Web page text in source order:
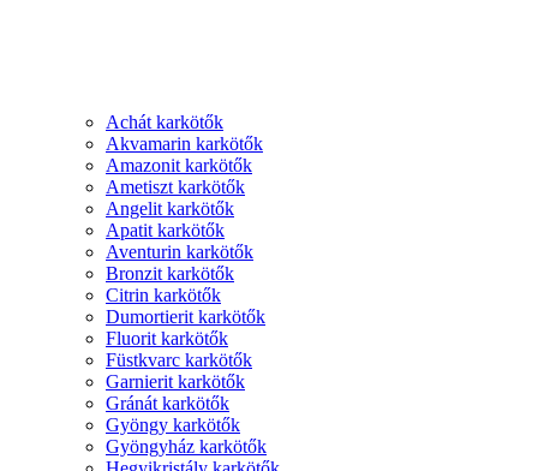
Achát karkötők
Akvamarin karkötők
Amazonit karkötők
Ametiszt karkötők
Angelit karkötők
Apatit karkötők
Aventurin karkötők
Bronzit karkötők
Citrin karkötők
Dumortierit karkötők
Fluorit karkötők
Füstkvarc karkötők
Garnierit karkötők
Gránát karkötők
Gyöngy karkötők
Gyöngyház karkötők